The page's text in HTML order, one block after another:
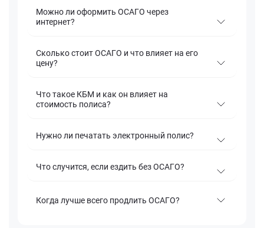
Можно ли оформить ОСАГО через
интернет?
Сколько стоит ОСАГО и что влияет на его
цену?
Что такое КБМ и как он влияет на
стоимость полиса?
Нужно ли печатать электронный полис?
Что случится, если ездить без ОСАГО?
Когда лучше всего продлить ОСАГО?